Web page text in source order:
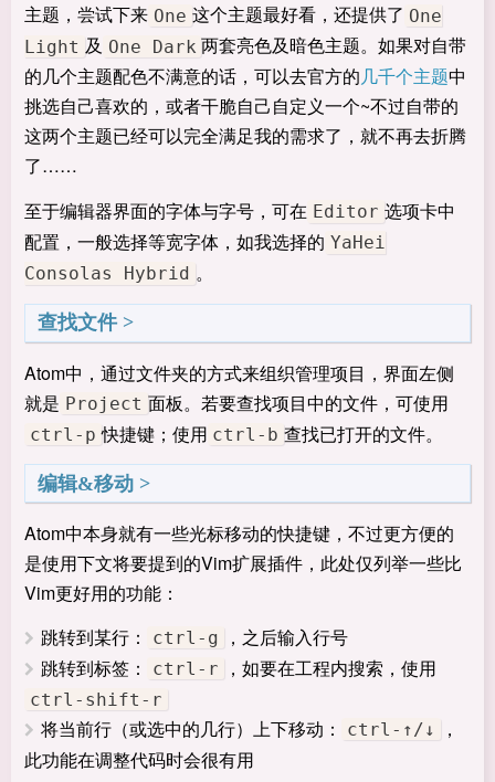
主题，尝试下来 One 这个主题最好看，还提供了 One
Light 及 One Dark 两套亮色及暗色主题。如果对自带
的几个主题配色不满意的话，可以去官方的几千个主题中
挑选自己喜欢的，或者干脆自己自定义一个~不过自带的
这两个主题已经可以完全满足我的需求了，就不再去折腾
了……
至于编辑器界面的字体与字号，可在 Editor 选项卡中
配置，一般选择等宽字体，如我选择的 YaHei
Consolas Hybrid 。
查找文件
Atom中，通过文件夹的方式来组织管理项目，界面左侧
就是 Project 面板。若要查找项目中的文件，可使用
ctrl-p 快捷键；使用 ctrl-b 查找已打开的文件。
编辑&移动
Atom中本身就有一些光标移动的快捷键，不过更方便的
是使用下文将要提到的Vim扩展插件，此处仅列举一些比
Vim更好用的功能：
跳转到某行：
ctrl-g
，之后输入行号
跳转到标签：
ctrl-r ，如要在工程内搜索，使用
ctrl-shift-r
将当前行（或选中的几行）上下移动： ctrl-↑/↓
，
此功能在调整代码时会很有用